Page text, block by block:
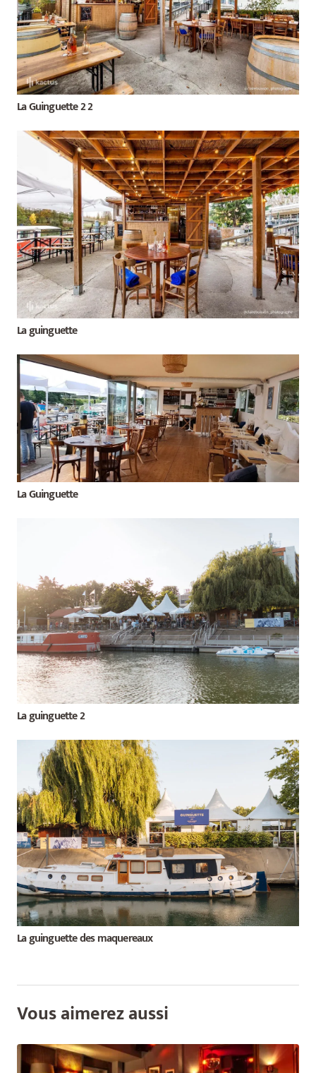
La Guinguette 2 2
La guinguette
La Guinguette
La guinguette 2
La guinguette des maquereaux
Vous aimerez aussi